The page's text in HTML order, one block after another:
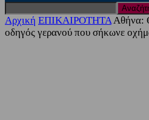
Αρχική ΕΠΙΚΑΙΡΟΤΗΤΑΑθήνα:
οδηγός γερανού που σήκωνε